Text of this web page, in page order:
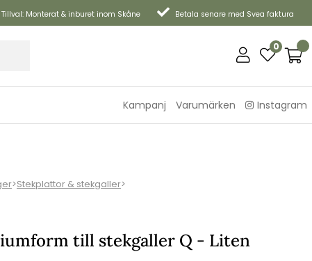
Tillval: Monterat & inburet inom Skåne Betala senare med Svea faktura
0
Kampanj Varumärken Instagram
>Stekplattor & stekgaller>
till stekgaller Q - Liten